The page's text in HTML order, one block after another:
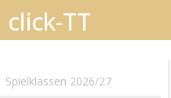
Spielklassen 2026/27